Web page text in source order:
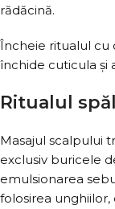
rădăcină.
Încheie ritualul cu
închide cuticula și
Ritualul
Masajul scalpului
exclusiv buricele
emulsionarea
folosirea